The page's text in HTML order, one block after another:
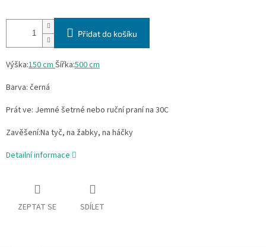
Přidat do košíku
Výška:150 cmŠířka:500 cm
Barva: černá
Prát ve: Jemné šetrné nebo ruční praní na 30C
Zavěšení:Na tyč, na žabky, na háčky
Detailní informace
ZEPTAT SE SDÍLET